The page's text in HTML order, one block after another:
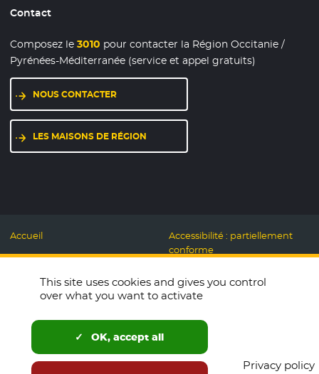
Contact
Composez le3010 pour contacter la Région Occitanie /
Pyrénées-Méditerranée (service et appel gratuits)
NOUS CONTACTER
LES MAISONS DE RÉGION
Accueil
Mentions légales
Données personnelles et
Cookies
Espace presse
Télécharger le logo
English
Accessibilité : partiellement
conforme
Responsable
Plan du site
This site uses cookies and gives you control
over what you want to activate
OK, accept all
Privacy policy